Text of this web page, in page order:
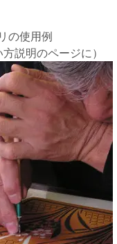
の使用例
説明のページに）